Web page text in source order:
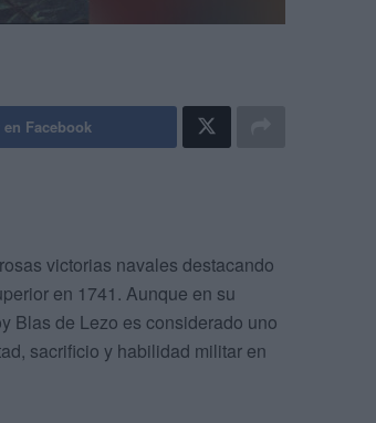
Facebook
victorias navales destacando
en 1741. Aunque en su
Blas de Lezo es considerado uno
sacrificio y habilidad militar en